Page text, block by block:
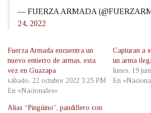
— FUERZA ARMADA
24, 2022
Fuerza Armada encuentra un
nuevo entierro de armas, esta
vez en Guazapa
sábado, 22 octubre 2022 3:25 PM
En «Nacionales»
Capturan a
un arma
lunes, 19
En
Alias “Pingüino”, pandillero con